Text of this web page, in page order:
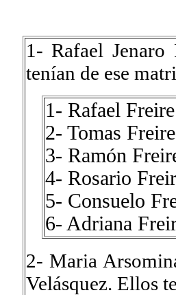
1- Rafael
tenían de ese
1- Rafael
2- Tomas
3- Ramón
4- Rosario
5- Consuelo
6- Adriana
2- Maria
Velásquez. Ellos